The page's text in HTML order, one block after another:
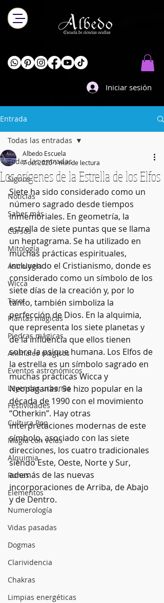
Iniciar sesión
Entrada
Todas las entradas
Signos
Noticias
Saber más
Cursos
Mitología
Astrología
Wicca
Tarot
Plantas mágicas
Piedras mágicas
Animales mágicos
Eventos astronómicos
Leyendas urbanas
Festividades
Cultura Pop
Magia con velas
Alquimia
Runas
Elementos
Numerología
Vidas pasadas
Dogmas
Clarividencia
Chakras
Limpias energéticas
Todas las entradas
Los orígenes de la Estrella de los Elfos
Albedo Escuela
7 oct 20201 min de lectura
Siete ha sido considerado como un
número sagrado desde tiempos
inmemoriales. En geometría, la
estrella de siete puntas que se llama
un heptagrama. Se ha utilizado en
muchas prácticas espirituales,
incluyendo el Cristianismo, donde es
considerado como un símbolo de los
siete días de la creación y, por lo
tanto, también simboliza la
perfección de Dios. En la alquimia,
que representa los siete planetas y
de la influencia que ellos tienen
sobre la psique humana. Los Elfos de
la estrella es un símbolo sagrado en
muchas prácticas Wicca y
Neopaganas. Se hizo popular en la
década de 1990 con el movimiento
“Otherkin”. Hay otras
interpretaciones modernas de este
símbolo, asociado con las siete
direcciones, los cuatro tradicionales
siendo Este, Oeste, Norte y Sur,
además de las nuevas
incorporaciones de Arriba, de Abajo
y de Dentro.